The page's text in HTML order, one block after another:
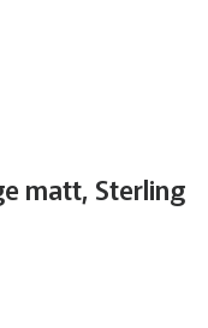
matt, Sterling